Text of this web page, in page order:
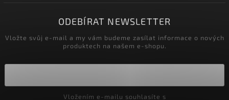
ODEBÍRAT NEWSLETTER
Vložte svůj e-mail a my vám budeme zasílat informace o nových
produktech na našem e-shopu.